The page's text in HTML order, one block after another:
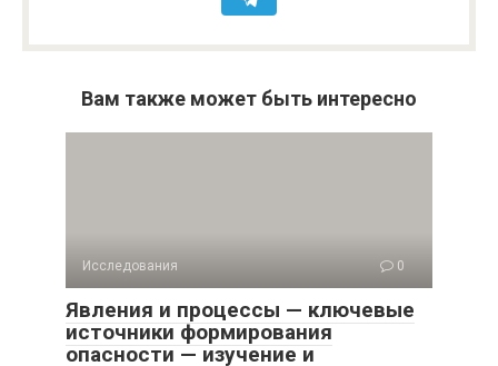
Вам также может быть интересно
Исследования 0
Явления и процессы — ключевые
источники формирования
опасности — изучение и